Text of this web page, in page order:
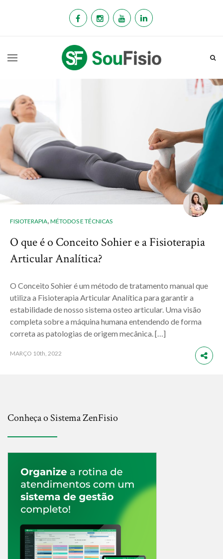
FISIOTERAPIA, MÉTODOS E TÉCNICAS
O que é o Conceito Sohier e a Fisioterapia
Articular Analítica?
O Conceito Sohier é um método de tratamento manual que
utiliza a Fisioterapia Articular Analítica para garantir a
estabilidade de nosso sistema osteo articular. Uma visão
completa sobre a máquina humana entendendo de forma
correta as patologias de origem mecânica. […]
MARÇO 10th, 2022
Conheça o Sistema ZenFisio